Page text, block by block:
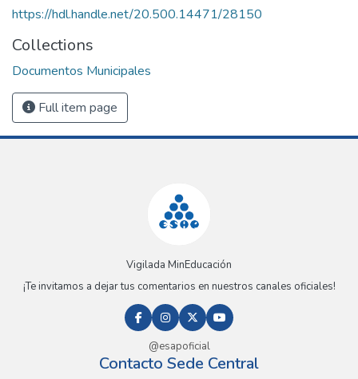
https://hdl.handle.net/20.500.14471/28150
Collections
Documentos Municipales
Full item page
Vigilada MinEducación
¡Te invitamos a dejar tus comentarios en nuestros canales oficiales!
@esapoficial
Contacto Sede Central